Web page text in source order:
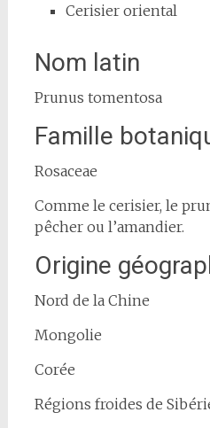
Cerisier oriental
Nom latin
Prunus tomentosa
Famille
Rosaceae
Comme le cerisier, le
pêcher ou l’amandier.
Origine
Nord de la Chine
Mongolie
Corée
Régions froides de